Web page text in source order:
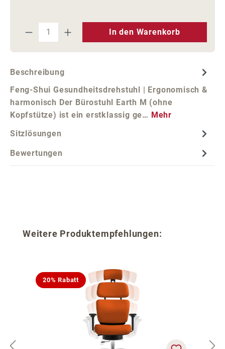
Produkt Anzahl: Gib den
In den Warenkorb
Beschreibung
Feng-Shui Gesundheitsdrehstuhl | Ergonomisch &
harmonisch Der Bürostuhl Earth M (ohne
Kopfstütze) ist ein erstklassig ge… Mehr
Sitzlösungen
Bewertungen
Produktgalerie überspringen
Weitere Produktempfehlungen:
20% Rabatt